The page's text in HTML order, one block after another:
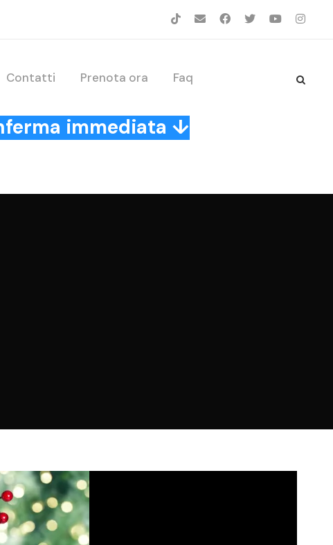
Contatti Prenota ora Faq
immediata ↓